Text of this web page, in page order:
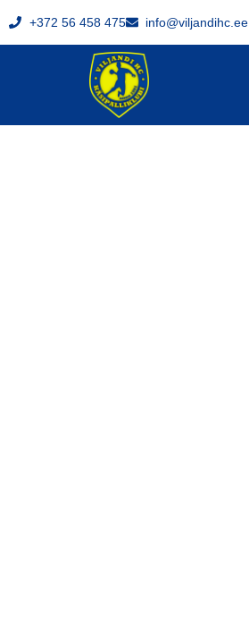
+372 56 458 475 info@viljandihc.ee